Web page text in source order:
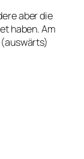
aber die
haben. Am
(auswärts)